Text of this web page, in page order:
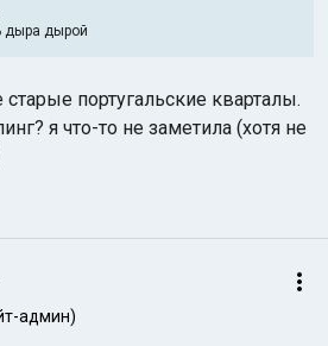
дыра дырой
португальские кварталы.
я что-то не заметила (хотя не
админ)